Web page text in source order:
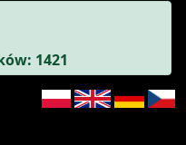
1421